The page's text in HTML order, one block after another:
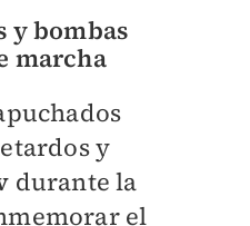
y bombas
marcha
y
durante la
el